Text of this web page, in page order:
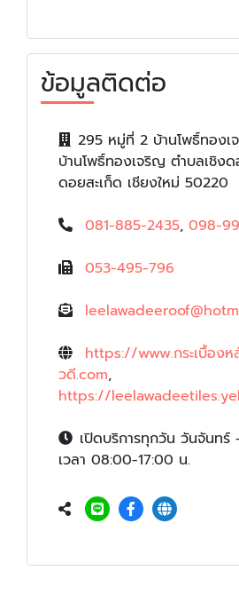
ข้อมูลติดต่อ
295 หมู่ที่ 2 บ้านโพธิ์ทอง
บ้านโพธิ์ทองเจริญ ตำบลเชิง
ดอยสะเก็ด เชียงใหม่ 50220
081-885-2435, 098-
053-495-796
https://www.กระเบื้องห
วดี.com,
https://
เปิดบริการทุกวัน วันจันท
เวลา 08:00-17:00 น.